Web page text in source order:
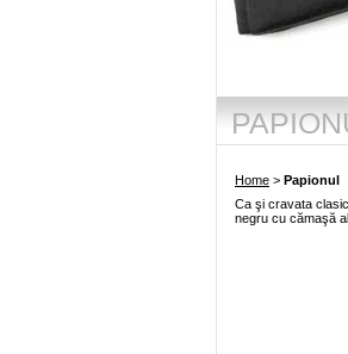
Home > Papionul
Ca şi cravata
negru cu cămaşă